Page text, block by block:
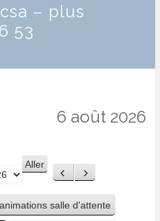
– plus
53
6 août 2026
Précédent
Suivant
animations salle d'attente